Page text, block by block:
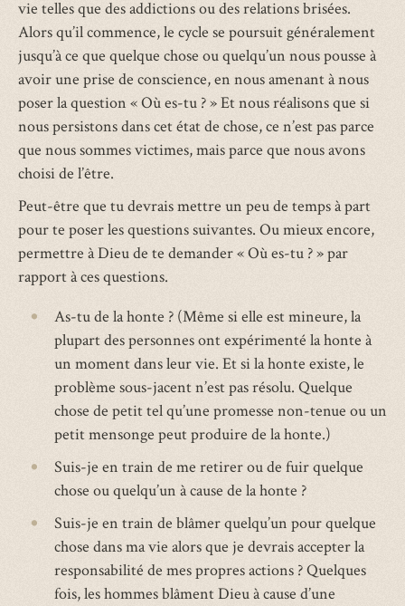
vie telles que des addictions ou des relations brisées.
Alors qu’il commence, le cycle se poursuit généralement
jusqu’à ce que quelque chose ou quelqu’un nous pousse à
avoir une prise de conscience, en nous amenant à nous
poser la question « Où es-tu ? » Et nous réalisons que si
nous persistons dans cet état de chose, ce n’est pas parce
que nous sommes victimes, mais parce que nous avons
choisi de l’être.
Peut-être que tu devrais mettre un peu de temps à part
pour te poser les questions suivantes. Ou mieux encore,
permettre à Dieu de te demander « Où es-tu ? » par
rapport à ces questions.
As-tu de la honte ? (Même si elle est mineure, la
plupart des personnes ont expérimenté la honte à
un moment dans leur vie. Et si la honte existe, le
problème sous-jacent n’est pas résolu. Quelque
chose de petit tel qu’une promesse non-tenue ou un
petit mensonge peut produire de la honte.)
Suis-je en train de me retirer ou de fuir quelque
chose ou quelqu’un à cause de la honte ?
Suis-je en train de blâmer quelqu’un pour quelque
chose dans ma vie alors que je devrais accepter la
responsabilité de mes propres actions ? Quelques
fois, les hommes blâment Dieu à cause d’une